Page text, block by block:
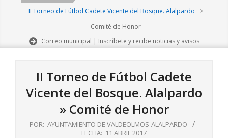
II Torneo de Fútbol Cadete Vicente del Bosque. Alalpardo
>
Comité de Honor
Correo municipal | Inscríbete y recibe noticias y avisos
II Torneo de Fútbol Cadete
Vicente del Bosque. Alalpardo
» Comité de Honor
POR: AYUNTAMIENTO DE VALDEOLMOS-ALALPARDO
FECHA: 11 ABRIL 2017